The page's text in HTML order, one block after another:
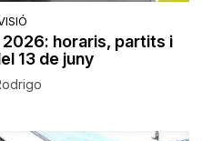
2026: horaris, partits i
13 de juny